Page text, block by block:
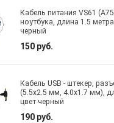
Кабель питания VS61
ноутбука, длина 1.5
черный
150 руб.
Кабель USB - штекер,
(5.5x2.5 мм, 4.0x1.7 мм),
цвет черный
190 руб.